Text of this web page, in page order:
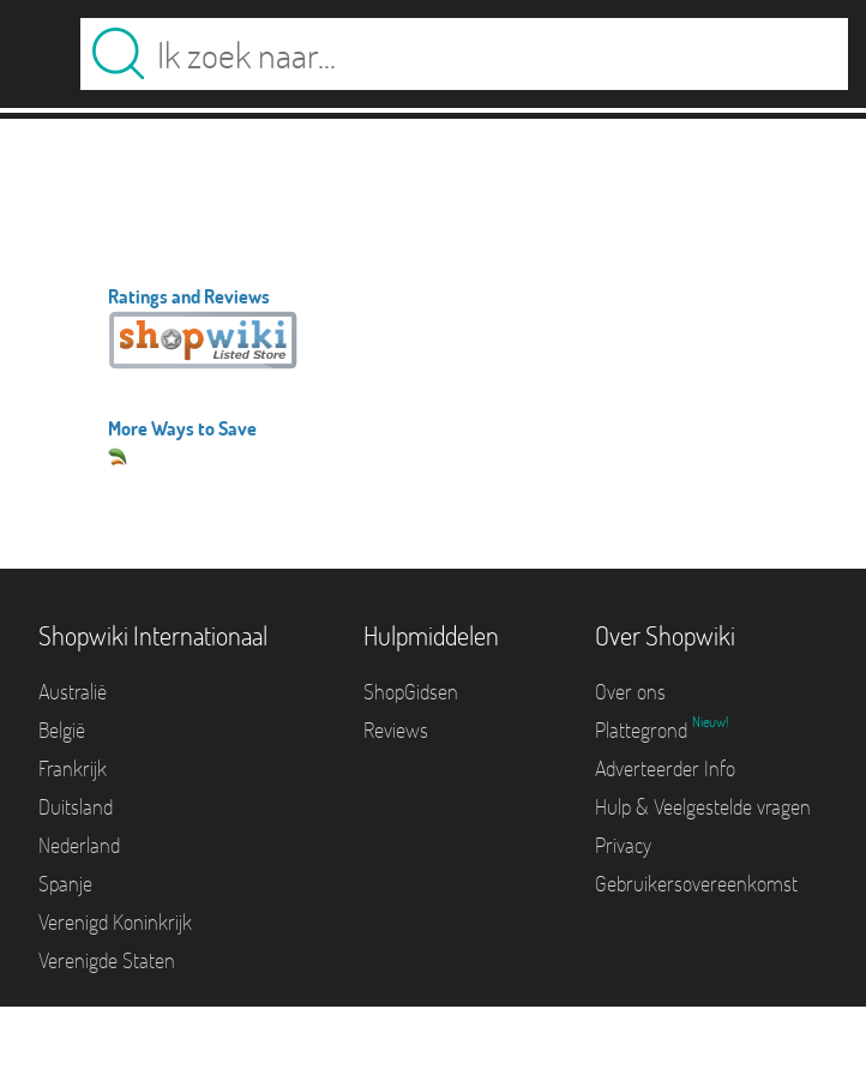
Ratings and Reviews
More Ways to Save
Shopwiki Internationaal
Australië
België
Frankrijk
Duitsland
Nederland
Spanje
Verenigd Koninkrijk
Verenigde Staten
Hulpmiddelen
ShopGidsen
Reviews
Over Shopwiki
Over ons
Plattegrond Nieuw!
Adverteerder Info
Hulp & Veelgestelde vragen
Privacy
Gebruikersovereenkomst